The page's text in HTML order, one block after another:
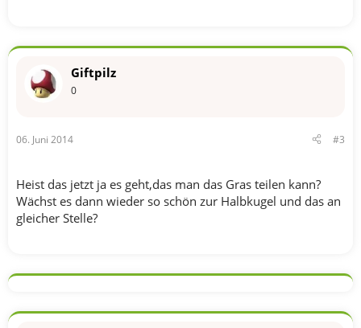
Giftpilz
0
06. Juni 2014 #3
Heist das jetzt ja es geht,das man das Gras teilen kann?
Wächst es dann wieder so schön zur Halbkugel und das an
gleicher Stelle?